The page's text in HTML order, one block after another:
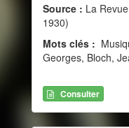
Source : La
1930)
Mots clés :
Georges, Bloch,
Consulter